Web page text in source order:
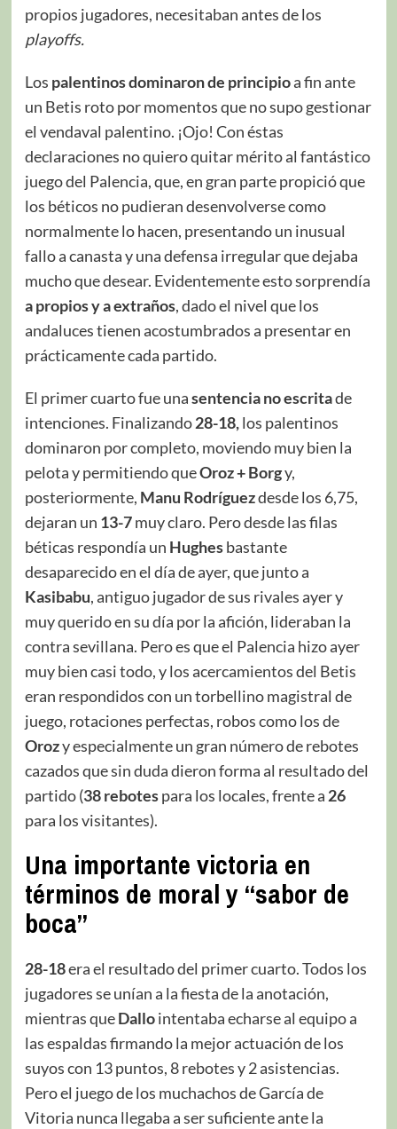
propios jugadores, necesitaban antes de los
playoffs.
Los palentinos dominaron de principioa fin ante
un Betis roto por momentos que no supo gestionar
el vendaval palentino. ¡Ojo! Con éstas
declaraciones no quiero quitar mérito al fantástico
juego del Palencia, que, en gran parte propició que
los béticos no pudieran desenvolverse como
normalmente lo hacen, presentando un inusual
fallo a canasta y una defensa irregular que dejaba
mucho que desear. Evidentemente esto sorprendía
a propios y a extraños, dado el nivel que los
andaluces tienen acostumbrados a presentar en
prácticamente cada partido.
El primer cuarto fue unasentencia no escritade
intenciones. Finalizando28-18,los palentinos
dominaron por completo, moviendo muy bien la
pelota y permitiendo queOroz + Borgy,
posteriormente, Manu Rodríguezdesde los 6,75,
dejaran un 13-7muy claro. Pero desde las filas
béticas respondía un Hughesbastante
desaparecido en el día de ayer, que junto a
Kasibabu, antiguo jugador de sus rivales ayer y
muy querido en su día por la afición, lideraban la
contra sevillana. Pero es que el Palencia hizo ayer
muy bien casi todo, y los acercamientos del Betis
eran respondidos con un torbellino magistral de
juego, rotaciones perfectas, robos como los de
Orozy especialmente un gran número de rebotes
cazados que sin duda dieron forma al resultado del
partido (38 rebotespara los locales, frente a 26
para los visitantes).
Una importante victoria en
términos de moral y “sabor de
boca”
28-18era el resultado del primer cuarto. Todos los
jugadores se unían a la fiesta de la anotación,
mientras queDallointentaba echarse al equipo a
las espaldas firmando la mejor actuación de los
suyos con 13 puntos, 8 rebotes y 2 asistencias.
Pero el juego de los muchachos de García de
Vitoria nunca llegaba a ser suficiente ante la